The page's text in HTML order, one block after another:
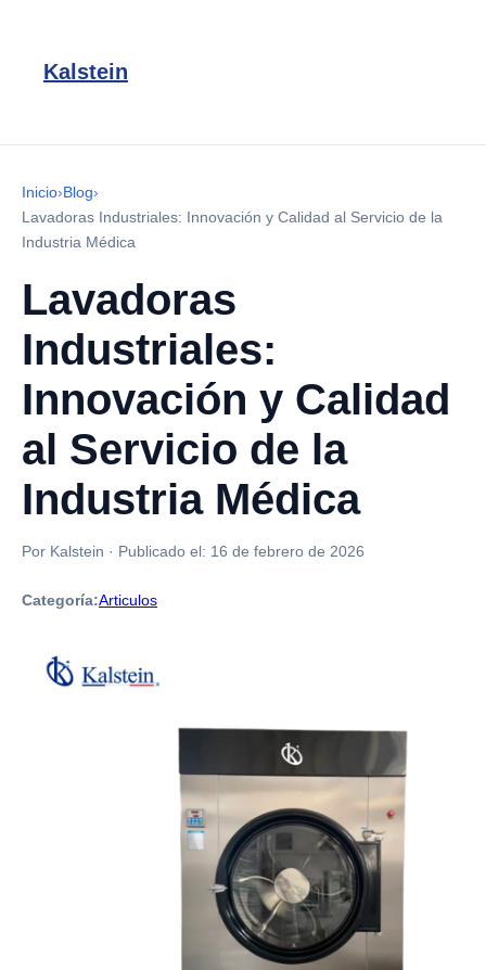
Kalstein
Inicio›Blog›
Lavadoras Industriales: Innovación y Calidad al Servicio de la
Industria Médica
Lavadoras
Industriales:
Innovación y Calidad
al Servicio de la
Industria Médica
Por Kalstein · Publicado el: 16 de febrero de 2026
Categoría:Articulos